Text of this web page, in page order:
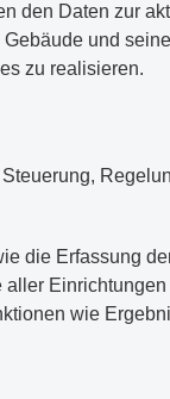
den Daten zur
und
zu realisieren.
die Erfassung
aller
wie